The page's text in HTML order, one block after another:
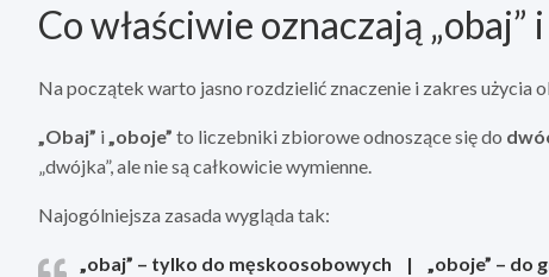
Co właściwie oznaczają „obaj” i
Na początek warto jasno rozdzielić znaczenie i zakres użycia
„Obaj” i„oboje” to liczebniki zbiorowe odnoszące się do
„dwójka”, ale nie są całkowicie wymienne.
Najogólniejsza zasada wygląda tak:
„obaj” – tylko do męskoosobowych | „oboje” – do